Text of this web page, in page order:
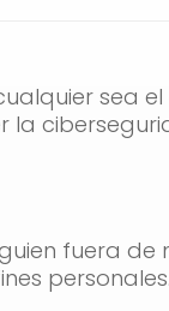
sea
la
fuera de
personales.